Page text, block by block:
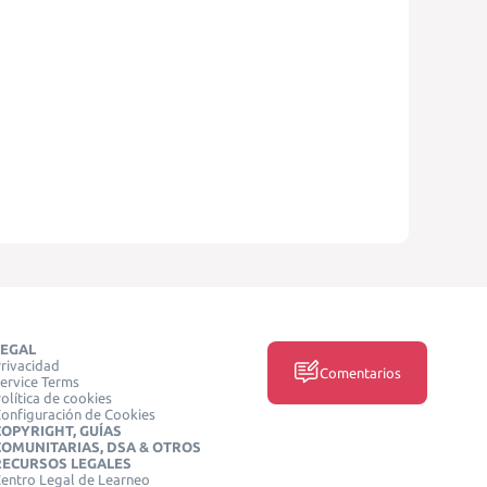
Terms
de cookies
de Cookies
GUÍAS
DSA & OTROS
LEGALES
Legal de Learneo
Comentarios